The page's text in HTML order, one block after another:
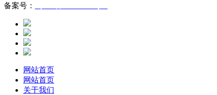
备案号：
网站首页
网站首页
关于我们